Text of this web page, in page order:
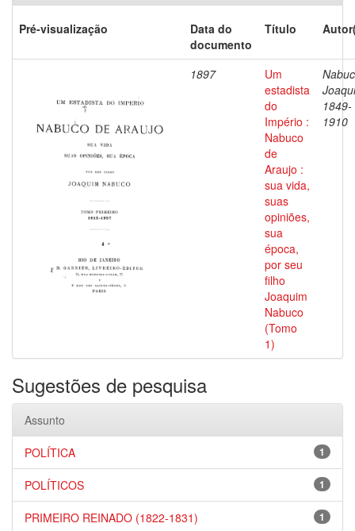
Pré-visualização
Data do
documento
Título
1897
Um
estadista
do
Império :
Nabuco
de
Araujo :
sua vida,
suas
opiniões,
sua
época,
por seu
filho
Joaquim
Nabuco
(Tomo
1)
1849-
1910
Sugestões de pesquisa
Assunto
1
POLÍTICA
1
POLÍTICOS
1
PRIMEIRO REINADO (1822-1831)